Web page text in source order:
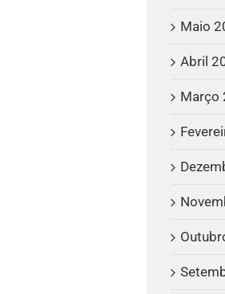
Maio
Abril
Março